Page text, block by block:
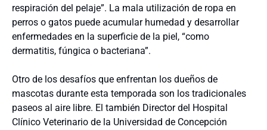
respiración del pelaje”. La mala utilización de ropa en
perros o gatos puede acumular humedad y desarrollar
enfermedades en la superficie de la piel, “como
dermatitis, fúngica o bacteriana”.
Otro de los desafíos que enfrentan los dueños de
mascotas durante esta temporada son los tradicionales
paseos al aire libre. El también Director del Hospital
Clínico Veterinario de la Universidad de Concepción